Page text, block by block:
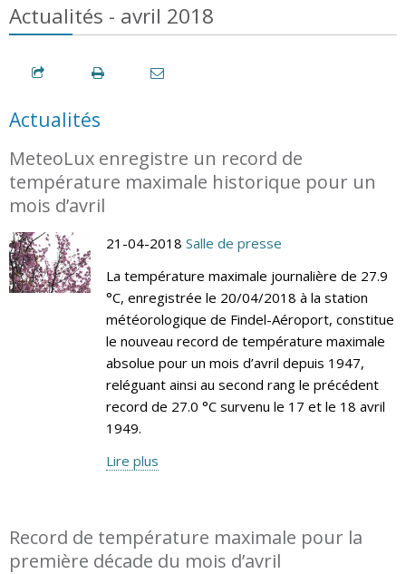
Actualités - avril 2018
Actualités
MeteoLux enregistre un record de
température maximale historique pour un
mois d’avril
21-04-2018 Salle de presse
La température maximale journalière de 27.9
°C, enregistrée le 20/04/2018 à la station
météorologique de Findel-Aéroport, constitue
le nouveau record de température maximale
absolue pour un mois d’avril depuis 1947,
reléguant ainsi au second rang le précédent
record de 27.0 °C survenu le 17 et le 18 avril
1949.
Lire plus
Record de température maximale pour la
première décade du mois d’avril